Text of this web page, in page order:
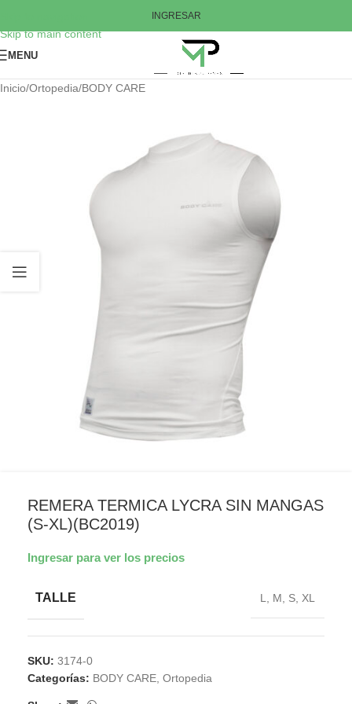
Skip to main content
INGRESAR
MENU
Inicio/Ortopedia/BODY CARE
REMERA TERMICA LYCRA SIN MANGAS
(S-XL)(BC2019)
Ingresar para ver los precios
TALLE L M S XL
SKU: 3174-0
Categorías: BODY CARE Ortopedia